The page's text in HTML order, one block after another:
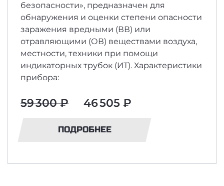
безопасности», предназначен для
обнаружения и оценки степени опасности
заражения вредными (ВВ) или
отравляющими (ОВ) веществами воздуха,
местности, техники при помощи
индикаторных трубок (ИТ). Характеристики
прибора:
59 300 ₽ 46 505 ₽
ПОДРОБНЕЕ